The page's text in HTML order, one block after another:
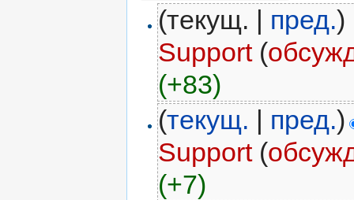
(текущ. | пред.)
Support (
(+83)
(текущ. | пред.)
Support (
(+7)